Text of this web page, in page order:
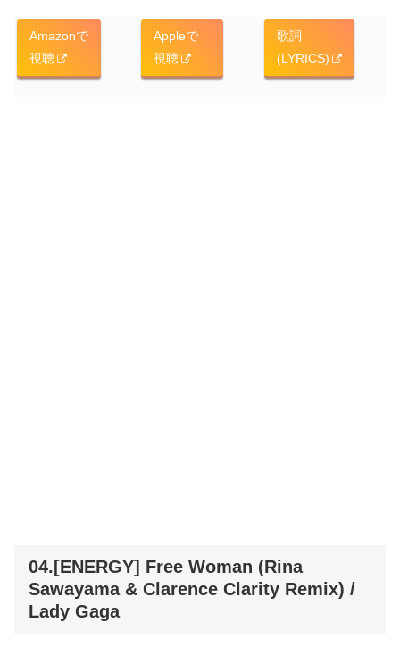
Amazonで
視聴
Appleで
視聴
歌詞
(LYRICS)
04.[ENERGY] Free Woman (Rina
Sawayama & Clarence Clarity Remix) /
Lady Gaga